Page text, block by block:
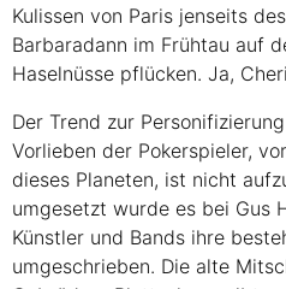
Kulissen von Paris jenseits
Barbaradann im Frühtau auf
Haselnüsse pflücken. Ja,
Der Trend zur
Vorlieben der Pokerspieler,
dieses Planeten, ist nicht
umgesetzt wurde es bei Gus
Künstler und Bands ihre
umgeschrieben. Die alte